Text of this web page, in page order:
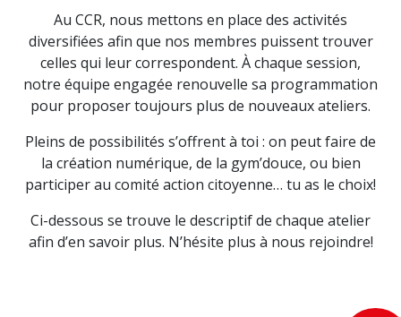
Au CCR, nous mettons en place des activités
diversifiées afin que nos membres puissent trouver
celles qui leur correspondent. À chaque session,
notre équipe engagée renouvelle sa programmation
pour proposer toujours plus de nouveaux ateliers.
Pleins de possibilités s’offrent à toi : on peut faire de
la création numérique, de la gym’douce, ou bien
participer au comité action citoyenne… tu as le choix!
Ci-dessous se trouve le descriptif de chaque atelier
afin d’en savoir plus. N’hésite plus à nous rejoindre!